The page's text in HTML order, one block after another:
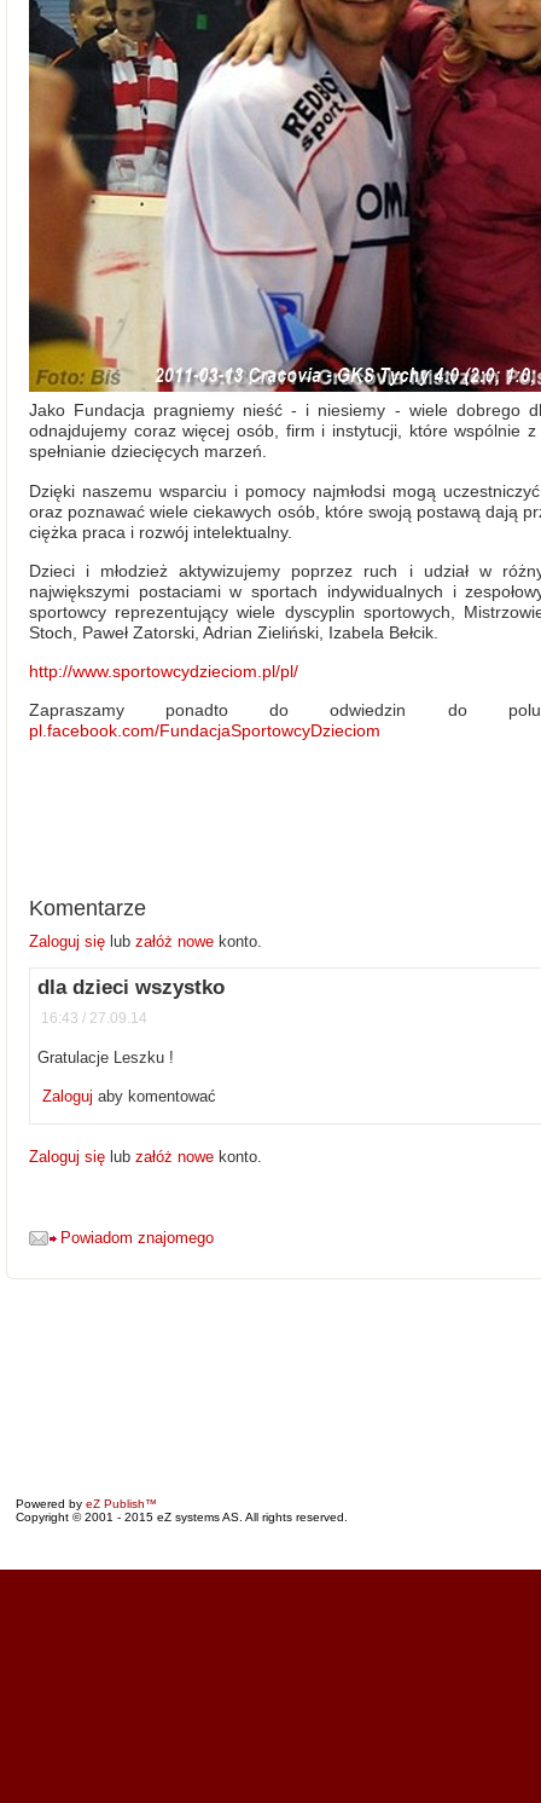
Jako Fundacja pragniemy nieść - i niesiemy - wiele dobrego
odnajdujemy coraz więcej osób, firm i instytucji, które wspólnie
spełnianie dziecięcych marzeń.
Dzięki naszemu wsparciu i pomocy najmłodsi mogą
oraz poznawać wiele ciekawych osób, które swoją postawą dają
ciężka praca i rozwój intelektualny.
Dzieci i młodzież aktywizujemy poprzez ruch i udział w
największymi postaciami w sportach indywidualnych i
sportowcy reprezentujący wiele dyscyplin sportowych,
Stoch, Paweł Zatorski, Adrian Zieliński, Izabela Bełcik.
http://www.sportowcydzieciom.pl/pl/
Zapraszamy ponadto do odwiedzin do
pl.facebook.com/FundacjaSportowcyDzieciom
Komentarze
Zaloguj się lub załóż nowe konto.
dla dzieci wszystko
16:43 / 27.09.14
Gratulacje Leszku !
Zalogujaby komentować
Zaloguj się lub załóż nowe konto.
Powiadom znajomego
Powered by eZ Publish™
Copyright © 2001 - 2015 eZ systems AS. All rights reserved.